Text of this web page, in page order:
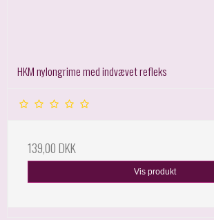
HKM nylongrime med indvævet refleks
139,00 DKK
Vis produkt